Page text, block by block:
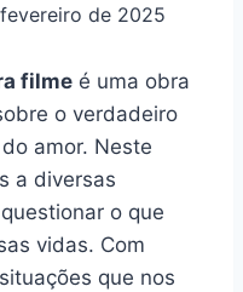
de 2025
filme é uma obra
o verdadeiro
amor. Neste
a diversas
o que
vidas. Com
que nos